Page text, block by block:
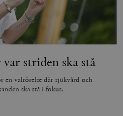
striden ska stå
en valrörelse där sjukvård och
ska stå i fokus.